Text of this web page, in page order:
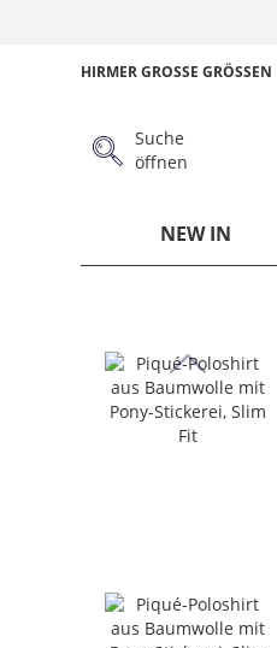
HIRMER GROSSE GRÖSSEN
Suche
öffnen
NEW IN